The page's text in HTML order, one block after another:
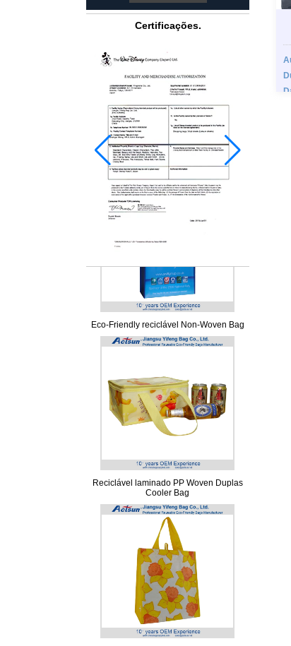
Certificações.
Cooler Bag